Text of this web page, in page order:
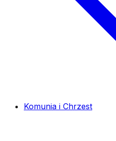
Komunia i Chrzest